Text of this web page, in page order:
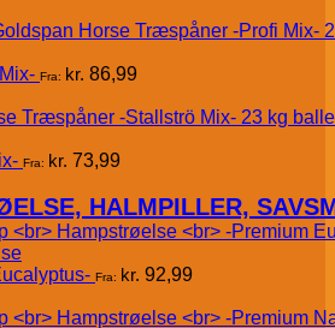
Fra: kr. 86,99
Fra: kr. 73,99
HALMPILLER,
Fra: kr. 92,99